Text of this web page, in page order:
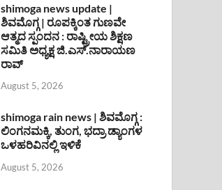
shimoga news update |
ಶಿವಮೊಗ್ಗ | ರೂಪಕ್ಕಿಂತ ಗುಣವೇ
ಆತ್ಮದ ಸ್ಪಂದನ : ರಾಷ್ಟ್ರೀಯ ಶಿಕ್ಷಣ
ಸಮಿತಿ ಅಧ್ಯಕ್ಷ ಜಿ.ಎಸ್.ನಾರಾಯಣ
ರಾವ್
August 5, 2026
shimoga rain news | ಶಿವಮೊಗ್ಗ :
ಲಿಂಗನಮಕ್ಕಿ, ತುಂಗ, ಭದ್ರಾ ಡ್ಯಾಂಗಳ
ಒಳಹರಿವಿನಲ್ಲಿ ಇಳಿಕೆ
August 5, 2026